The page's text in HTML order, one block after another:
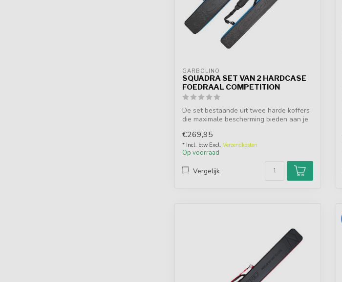
GARBOLINO
SQUADRA SET VAN 2 HARDCASE
FOEDRAAL COMPETITION
De set bestaande uit twee harde koffers
die maximale bescherming bieden aan je
€269,95
* Incl. btw Excl. Verzendkosten
Op voorraad
Vergelijk